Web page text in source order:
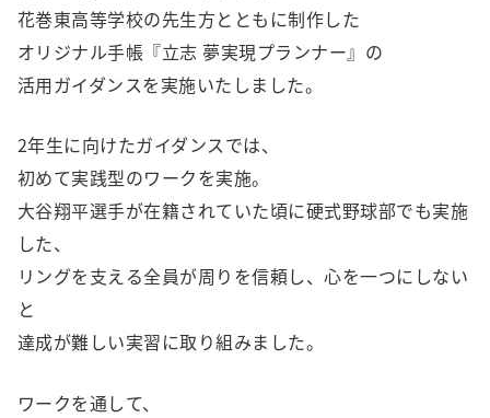
花巻東高等学校の先生方とともに制作した
オリジナル手帳『立志 夢実現プランナー』の
活用ガイダンスを実施いたしました。
2年生に向けたガイダンスでは、
初めて実践型のワークを実施。
大谷翔平選手が在籍されていた頃に硬式野球部でも実施
した、
リングを支える全員が周りを信頼し、心を一つにしない
と
達成が難しい実習に取り組みました。
ワークを通して、